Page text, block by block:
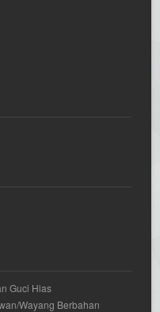
Guci Hias
Wayang Berbahan